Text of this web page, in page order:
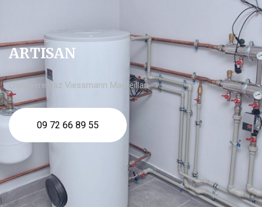
ARTISAN
chaudière gaz Viessmann Marseillan
09 72 66 89 55